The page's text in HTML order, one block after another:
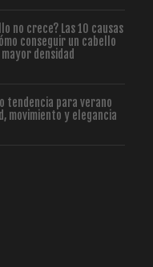
no crece? Las 10 causas
conseguir un cabello
densidad
tendencia para verano
movimiento y elegancia